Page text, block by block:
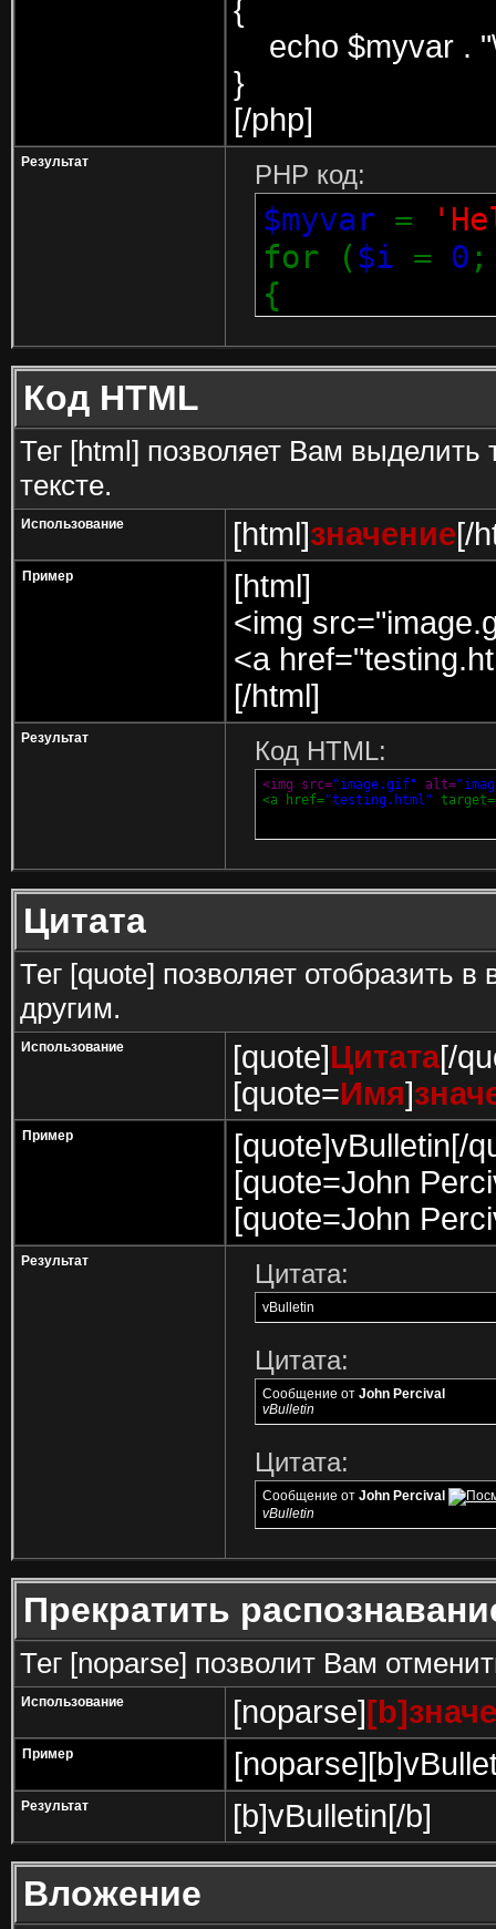
{
echo $myvar .
}
[/php]
Результат PHP код:
$myvar =
for ($i = 0
{
}
Код HTML
Тег [html] позволяет Вам
тексте.
Использование [html]значение[/
Пример
[html]
<img
<a
[/html]
Результат Код HTML:
<img src="image.gif" alt=
<a href="testing.html" target=
Цитата
Тег [quote] позволяет отобразить
другим.
Использование [quote]Цитата[/
[quote=Имя]
Пример
[quote]vBulletin[/
[quote=John
[quote=John
Результат Цитата:
vBulletin
Цитата:
Сообщение от John Percival
vBulletin
Цитата:
Сообщение от John Percival
vBulletin
Прекратить
Тег [noparse] позволит Вам
Использование [noparse]
Пример
Результат [b]vBulletin[/b]
Вложение